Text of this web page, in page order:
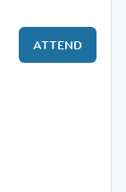
ATTEND